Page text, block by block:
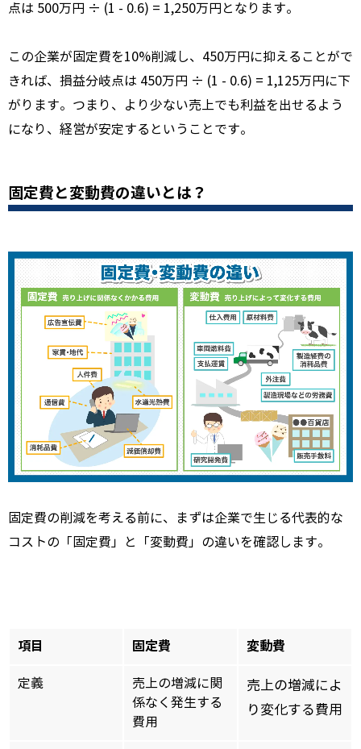
点は 500万円 ÷ (1 - 0.6) = 1,250万円となります。
この企業が固定費を10%削減し、 450万円に抑えることがで
きれば、 損益分岐点は 450万円 ÷ (1 - 0.6) = 1,125万円に下
がります。 つまり、
より少ない売上でも利益を出せるよう
になり、 経営が安定するということです。
固定費と変動費の違いとは？
固定費の削減を考える前に、まずは企業で生じる代表的な
コストの「固定費」と「変動費」の違いを確認します。
項目 固定費 変動費
定義
売上の増減に関
係なく発生する
費用
売上の増減によ
り変化する費用